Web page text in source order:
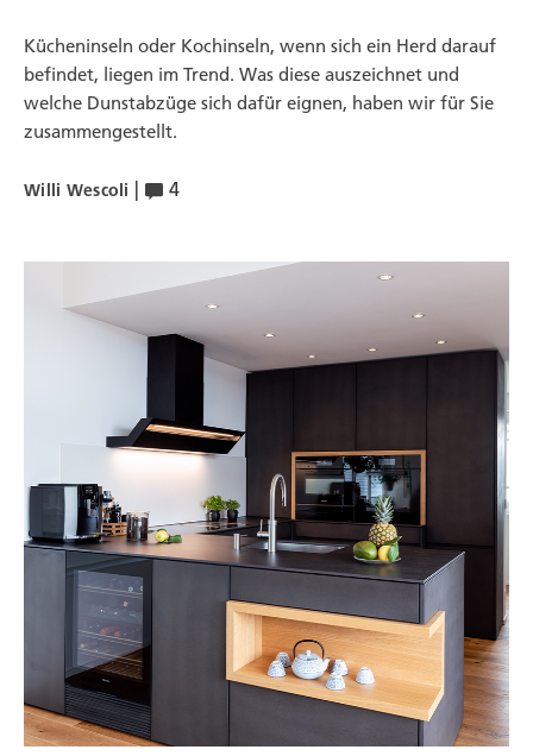
Kücheninseln oder Kochinseln, wenn sich ein Herd darauf
befindet, liegen im Trend. Was diese auszeichnet und
welche Dunstabzüge sich dafür eignen, haben wir für Sie
zusammengestellt.
Willi Wescoli | 4